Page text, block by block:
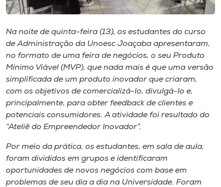
CPA
Biblioteca
Editora
Rádio
Unoesc
Store
Na noite de quinta-feira (13), os estudantes do curso
de Administração da Unoesc Joaçaba apresentaram,
no formato de uma feira de negócios, o seu Produto
Mínimo Viável (MVP), que nada mais é que uma versão
simplificada de um produto inovador que criaram,
com os objetivos de comercializá-lo, divulgá-lo e,
principalmente, para obter feedback de clientes e
potenciais consumidores. A atividade foi resultado do
“Ateliê do Empreendedor Inovador”.
Por meio da prática, os estudantes, em sala de aula,
foram divididos em grupos e identificaram
oportunidades de novos negócios com base em
problemas de seu dia a dia na Universidade. Foram